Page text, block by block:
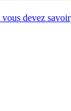
devez savoir